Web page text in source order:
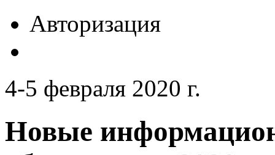
Авторизация
4-5 февраля 2020 г.
Новые